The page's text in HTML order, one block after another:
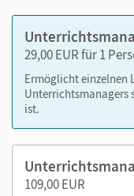
erklärt)
Arbeitsheft und
Arbeitsheft
mit erhöhtem
Unterricht
alle
29,00 EUR für 1
Ermöglicht einzelnen
Unterrichtsmanagers
ist.
109,00 EUR